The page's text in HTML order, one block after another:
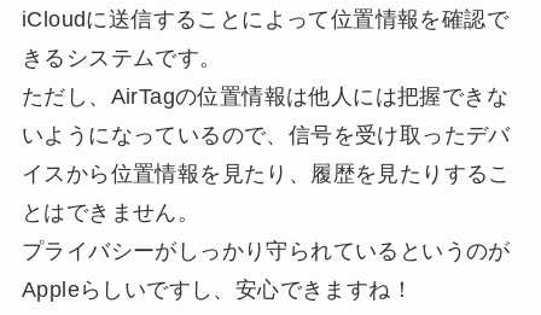
iCloudに送信することによって位置情報を確認で
きるシステムです。
ただし、AirTagの位置情報は他人には把握できな
いようになっているので、信号を受け取ったデバ
イスから位置情報を見たり、履歴を見たりするこ
とはできません。
プライバシーがしっかり守られているというのが
Appleらしいですし、安心できますね！